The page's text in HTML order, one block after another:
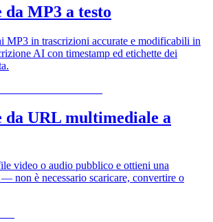
MP3 a testo
MP3 in trascrizioni accurate e modificabili in
AI con timestamp ed etichette dei
URL multimediale a
video o audio pubblico e ottieni una
non è necessario scaricare, convertire o